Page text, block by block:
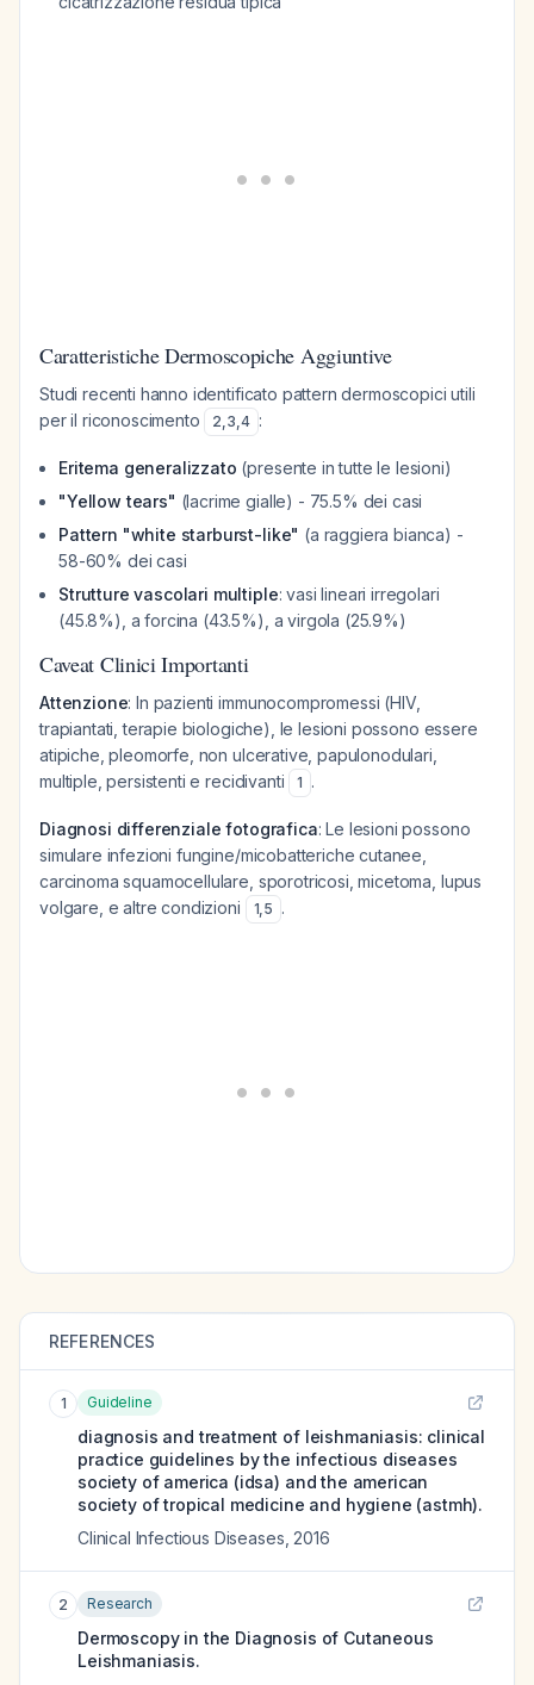
Caratteristiche Dermoscopiche Aggiuntive
Studi recenti hanno identificato pattern dermoscopici utili
per il riconoscimento
2,3,4 :
Eritema generalizzato (presente in tutte le lesioni)
"Yellow tears" (lacrime gialle) - 75.5% dei casi
Pattern "white starburst-like" (a raggiera bianca) -
58-60% dei casi
Strutture vascolari multiple: vasi lineari irregolari
(45.8%), a forcina (43.5%), a virgola (25.9%)
Caveat Clinici Importanti
Attenzione: In pazienti immunocompromessi (HIV,
trapiantati, terapie biologiche), le lesioni possono essere
atipiche, pleomorfe, non ulcerative, papulonodulari,
multiple, persistenti e recidivanti
1 .
Diagnosi differenziale fotografica: Le lesioni possono
simulare infezioni fungine/micobatteriche cutanee,
carcinoma squamocellulare, sporotricosi, micetoma, lupus
volgare, e altre condizioni
1,5 .
REFERENCES
1 Guideline
diagnosis and treatment of leishmaniasis: clinical
practice guidelines by the infectious diseases
society of america (idsa) and the american
society of tropical medicine and hygiene (astmh).
Clinical Infectious Diseases 2016
2 Research
Dermoscopy in the Diagnosis of Cutaneous
Leishmaniasis.